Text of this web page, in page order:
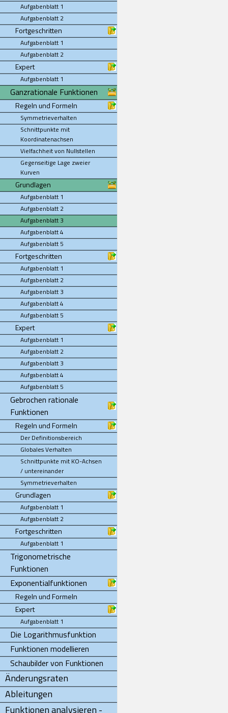
Aufgabenblatt 1
Aufgabenblatt 2
Fortgeschritten
Aufgabenblatt 1
Aufgabenblatt 2
Expert
Aufgabenblatt 1
Ganzrationale Funktionen
Regeln und Formeln
Symmetrieverhalten
Schnittpunkte mit
Koordinatenachsen
Vielfachheit von Nullstellen
Gegenseitige Lage zweier
Kurven
Grundlagen
Aufgabenblatt 1
Aufgabenblatt 2
Aufgabenblatt 3
Aufgabenblatt 4
Aufgabenblatt 5
Fortgeschritten
Aufgabenblatt 1
Aufgabenblatt 2
Aufgabenblatt 3
Aufgabenblatt 4
Aufgabenblatt 5
Expert
Aufgabenblatt 1
Aufgabenblatt 2
Aufgabenblatt 3
Aufgabenblatt 4
Aufgabenblatt 5
Gebrochen rationale
Funktionen
Regeln und Formeln
Der Definitionsbereich
Globales Verhalten
Schnittpunkte mit KO-Achsen
/ untereinander
Symmetrieverhalten
Grundlagen
Aufgabenblatt 1
Aufgabenblatt 2
Fortgeschritten
Aufgabenblatt 1
Trigonometrische
Funktionen
Exponentialfunktionen
Regeln und Formeln
Expert
Aufgabenblatt 1
Die Logarithmusfunktion
Funktionen modellieren
Schaubilder von Funktionen
Änderungsraten
Ableitungen
Funktionen analysieren -